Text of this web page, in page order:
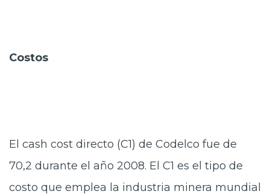
Costos
El cash cost directo (C1) de Codelco fue de
70,2 durante el año 2008. El C1 es el tipo de
costo que emplea la industria minera mundial